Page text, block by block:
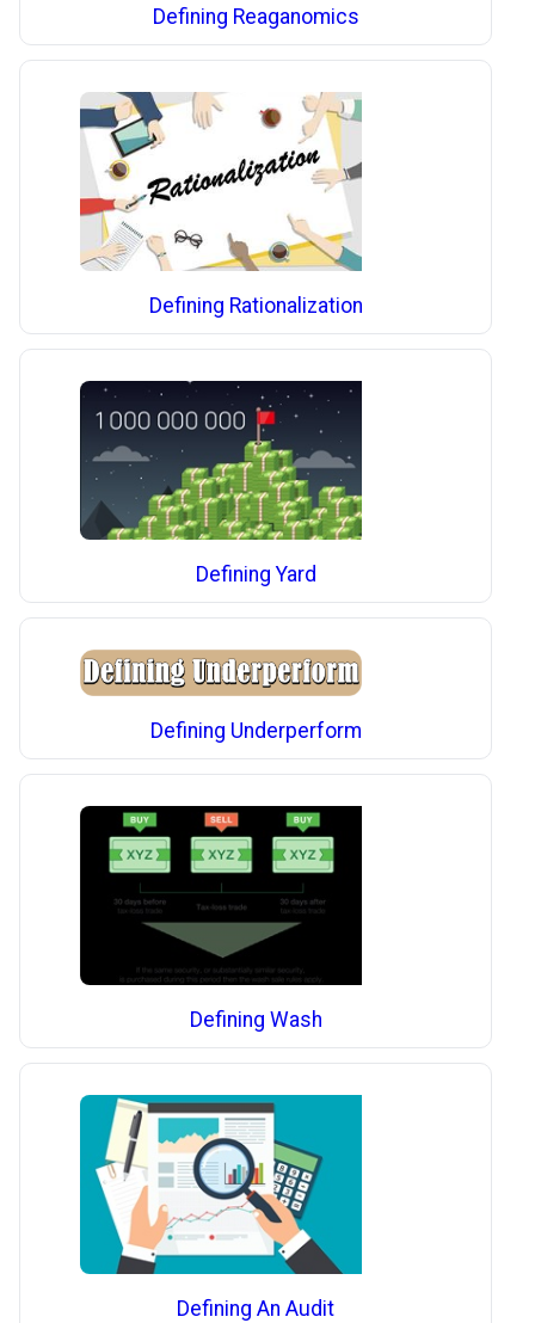
Defining Reaganomics
Defining Rationalization
Defining Yard
Defining Underperform
Defining Wash
Defining An Audit